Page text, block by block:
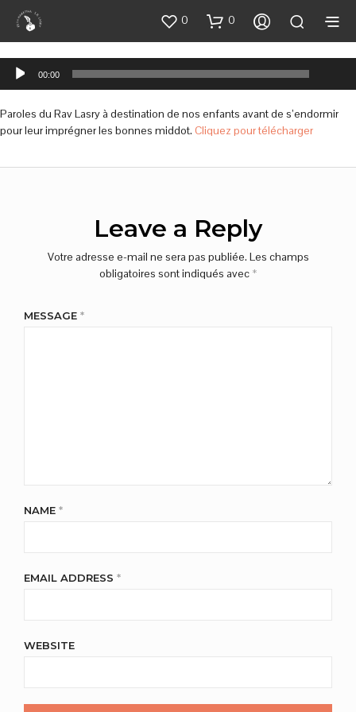
0 0
Lecteur
00:00
Paroles du Rav Lasry à destination de nos enfants avant de s’endormir
pour leur imprégner les bonnes middot. Cliquez pour télécharger
Leave a Reply
Votre adresse e-mail ne sera pas publiée. Les champs
obligatoires sont indiqués avec *
MESSAGE *
NAME *
EMAIL ADDRESS *
WEBSITE